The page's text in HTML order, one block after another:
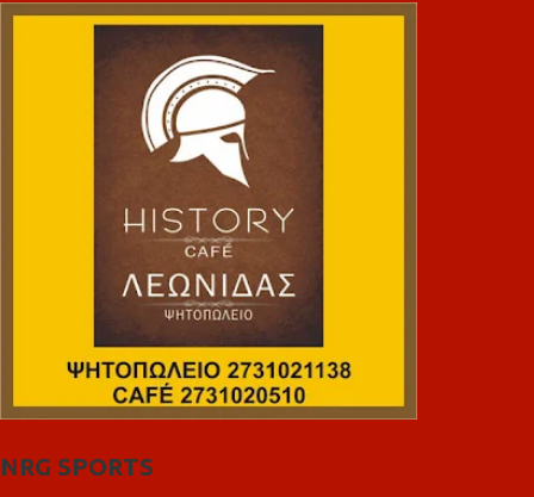
NRG SPORTS